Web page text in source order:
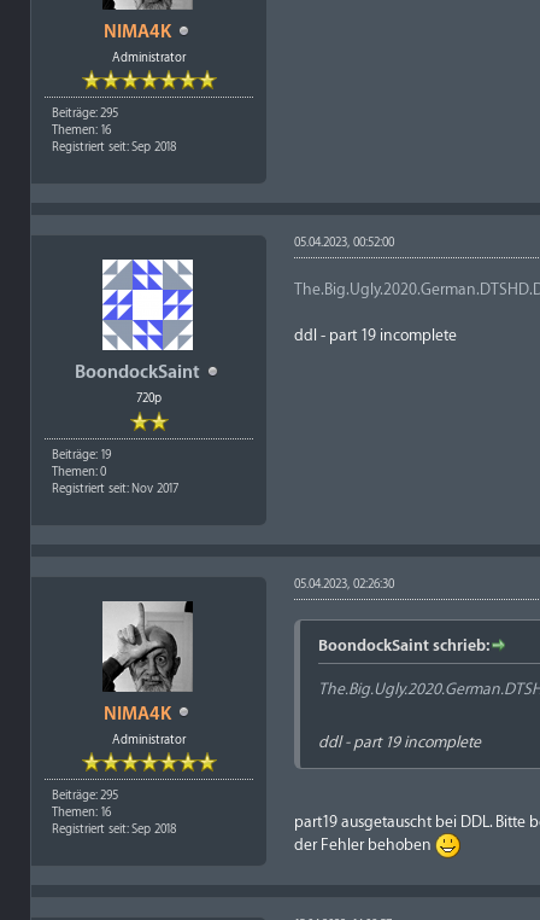
NIMA4K
Administrator
Beiträge: 295
Themen: 16
Registriert seit: Sep 2018
BoondockSaint
720p
Beiträge: 19
Themen: 0
Registriert seit: Nov 2017
05.04.2023, 00:52:00
ddl - part 19 incomplete
NIMA4K
Administrator
Beiträge: 295
Themen: 16
Registriert seit: Sep 2018
05.04.2023, 02:26:30
BoondockSaint schrieb:
ddl - part 19 incomplete
part19 ausgetauscht bei DDL. Bitte
der Fehler behoben